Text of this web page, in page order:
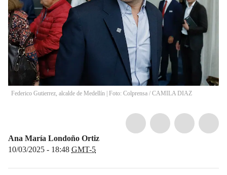
Federico Gutierrez, alcalde de Medellín | Foto: Colprensa / CAMILA DIAZ
Ana María Londoño Ortiz
10/03/2025 - 18:48 GMT-5